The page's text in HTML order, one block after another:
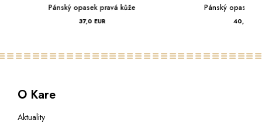
Pánský opasek pravá kůže
37,0 EUR
Pánský opasek
40,0 EUR
O Kare
Aktuality